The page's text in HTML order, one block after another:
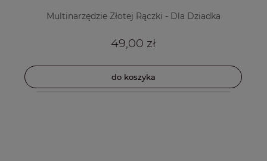
Multinarzędzie Złotej Rączki - Dla Dziadka
49,00 zł
do koszyka